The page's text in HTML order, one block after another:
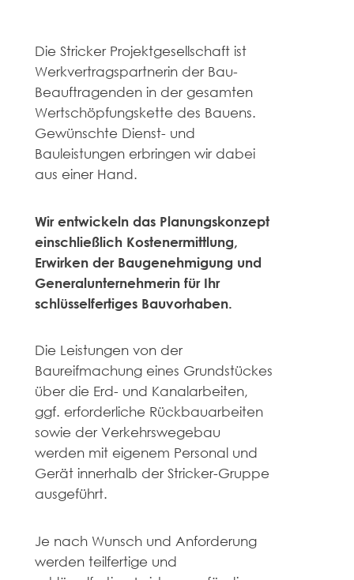
Die Stricker Projektgesellschaft ist
Werkvertragspartnerin der Bau-
Beauftragenden in der gesamten
Wertschöpfungskette des Bauens.
Gewünschte Dienst- und
Bauleistungen erbringen wir dabei
aus einer Hand.
Wir entwickeln das Planungskonzept
einschließlich Kostenermittlung,
Erwirken der Baugenehmigung und
Generalunternehmerin für Ihr
schlüsselfertiges Bauvorhaben.
Die Leistungen von der
Baureifmachung eines Grundstückes
über die Erd- und Kanalarbeiten,
ggf. erforderliche Rückbauarbeiten
sowie der Verkehrswegebau
werden mit eigenem Personal und
Gerät innerhalb der Stricker-Gruppe
ausgeführt.
Je nach Wunsch und Anforderung
werden teilfertige und